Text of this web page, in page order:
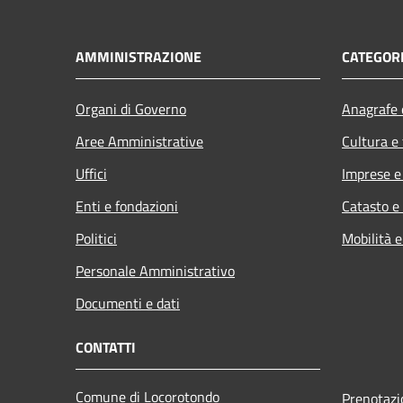
AMMINISTRAZIONE
Organi di Governo
Aree Amministrative
Uffici
Enti e fondazioni
Politici
Personale Amministrativo
Documenti e dati
Cultura
Imprese
Catasto
Mobilità
CONTATTI
Comune di Locorotondo